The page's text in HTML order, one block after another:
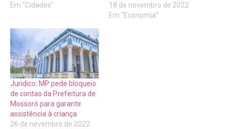
Em "Cidades"
18 de novembro de 2022
Em "Economia"
Juridico: MP pede bloqueio
de contas da Prefeitura de
Mossoró para garantir
assistência à criança
26 de novembro de 2022